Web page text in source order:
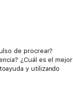
de procrear?
¿Cuál es el mejor
y utilizando